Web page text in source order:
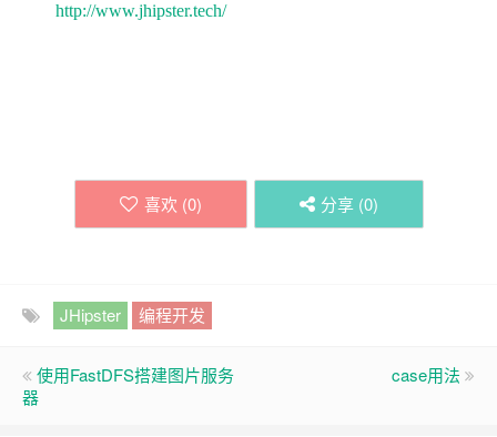
http://www.jhipster.tech/
喜欢 (0) 分享 (0)
JHipster 编程开发
使用FastDFS搭建图片服务
器
case用法